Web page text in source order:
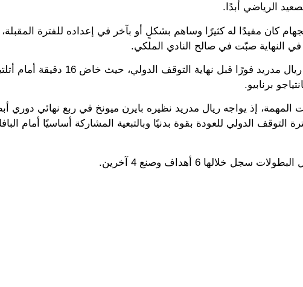
كان مفيدًا له كثيرًا وساهم بشكلٍ أو بآخر في إعداده للفترة
النهاية صبّت في صالح النادي الملكي.
يُشار إلى أن بيلينجهام عاد للمشاركة في مباريات ريال مدريد فورًا
المهمة، إذ يواجه ريال مدريد نظيره بايرن ميونخ في ربع نهائي دوري
التوقف الدولي للعودة بقوة بدنيًا وبالتبعية المشاركة أساسيًا أمام